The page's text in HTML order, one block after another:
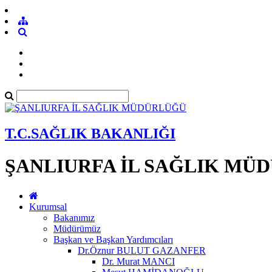
T.C.SAĞLIK BAKANLIĞI
ŞANLIURFA İL SAĞLIK
Kurumsal
Bakanımız
Müdürümüz
Başkan ve Başkan Yardımcıları
Dr.Öznur BULUT GAZANFER
Dr. Murat MANCI